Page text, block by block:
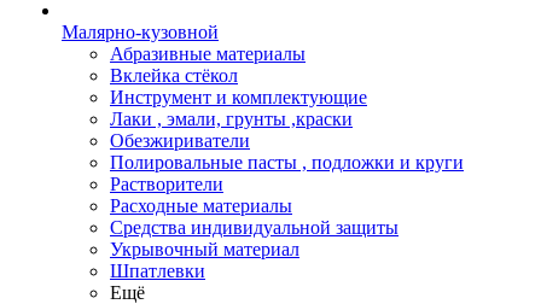
Малярно-кузовной
Абразивные материалы
Вклейка стёкол
Инструмент и комплектующие
Лаки , эмали, грунты ,краски
Обезжириватели
Полировальные пасты , подложки и круги
Растворители
Расходные материалы
Средства индивидуальной защиты
Укрывочный материал
Шпатлевки
Ещё